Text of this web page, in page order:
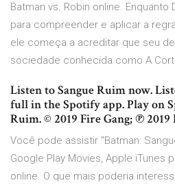
Batman vs. Robin online.
para compreender e aplicar a
ele começa a acreditar que seu
sociedade conhecida como A
Listen to Sangue Ruim now.
full in the Spotify app. Play on
Ruim. © 2019 Fire Gang; ℗ 2019
Você pode assistir "Batman:
Google Play Movies, Apple iTunes
online. O que mais poderia